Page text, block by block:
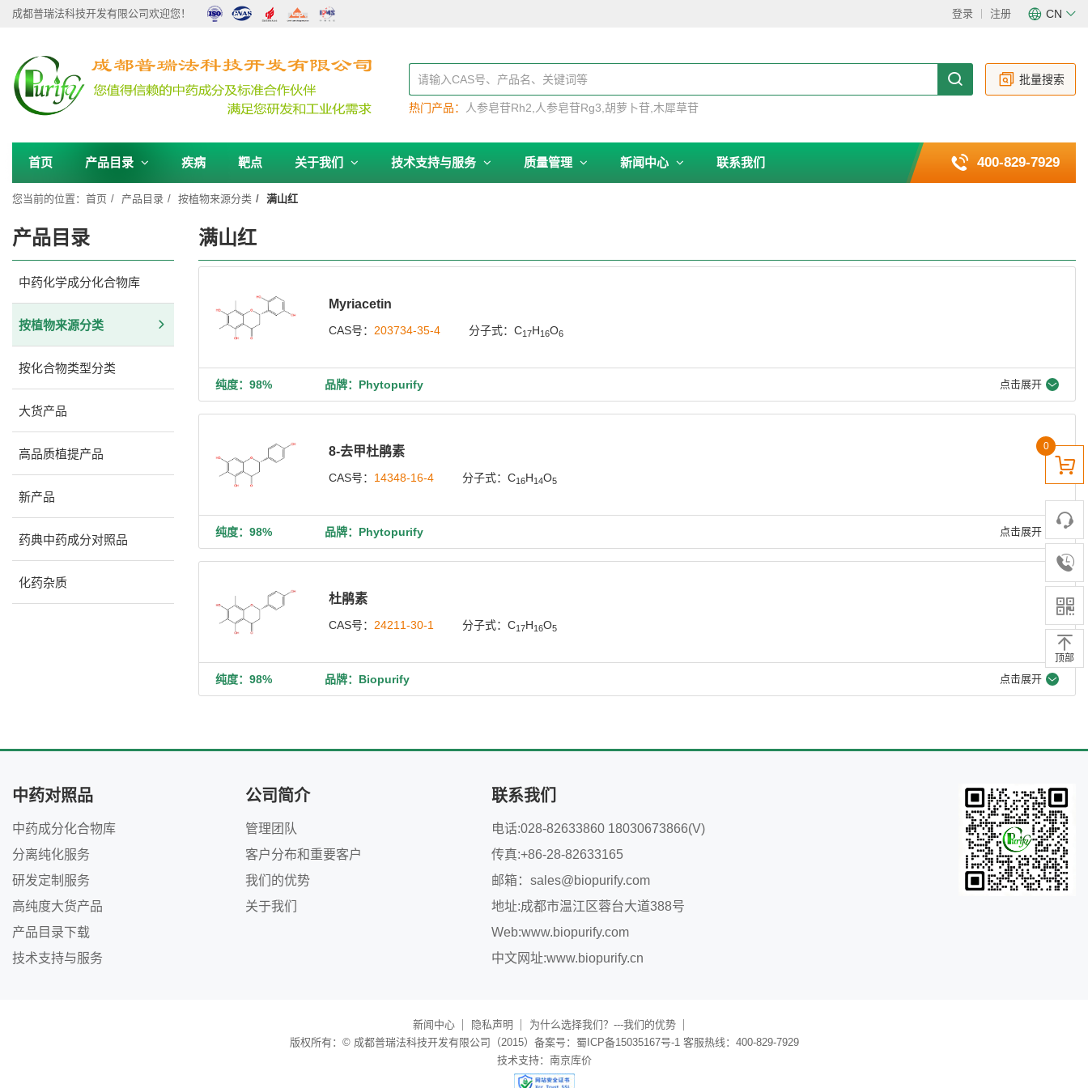
成都普瑞法科技开发有限公司欢迎您！ 登录 注册 CN
EN
热门产品： 人参皂苷Rh2 人参皂苷Rg3 胡萝卜苷 木犀草苷
批量搜索
首页 产品目录 疾病 靶点 关于我们 技术支持与服务 质量管理 新闻中心 联系我们 400-829-7929
您当前的位置： 首页 产品目录 按植物来源分类 满山红
产品目录
中药化学成分化合物库
按植物来源分类
按化合物类型分类
大货产品
高品质植提产品
新产品
药典中药成分对照品
化药杂质
满山红
Myriacetin
CAS号： 203734-35-4 分子式：C17H16O6
纯度：98% 品牌：Phytopurify 点击展开
8-去甲杜鹃素
CAS号： 14348-16-4 分子式：C16H14O5
纯度：98% 品牌：Phytopurify 点击展开
杜鹃素
CAS号： 24211-30-1 分子式：C17H16O5
纯度：98% 品牌：Biopurify 点击展开
中药对照品
中药成分化合物库
分离纯化服务
研发定制服务
高纯度大货产品
产品目录下载
技术支持与服务
公司简介
管理团队
客户分布和重要客户
我们的优势
关于我们
联系我们
电话:028-82633860 18030673866(V)
传真:+86-28-82633165
邮箱： sales@biopurify.com
地址:成都市温江区蓉台大道388号
Web:www.biopurify.com
中文网址:www.biopurify.cn
新闻中心 隐私声明
为什么选择我们？---我们的优势
版权所有：© 成都普瑞法科技开发有限公司（2015）备案号：蜀ICP备15035167号-1 客服热线：400-829-7929
技术支持： 南京库价
0
顶部